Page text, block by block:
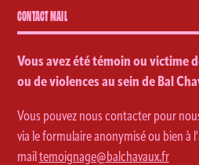
CONTACT MAIL
Vous avez été témoin ou victime
ou de violences au sein de Bal
Vous pouvez nous contacter pour
via le formulaire anonymisé ou bien à
mailtemoignage@balchavaux.fr